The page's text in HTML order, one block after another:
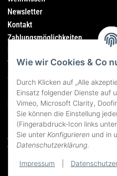
Wie wir Cookies & Co
Durch Klicken auf „Alle
Einsatz folgender Dienste auf
Vimeo, Microsoft Clarity,
Sie können die Einstellung
(Fingerabdruck-Icon links
Sie unter Konfigurieren und in
Datenschutzerklärung.
Impressum
Rechtliches
Impressum
AGB
Widerrufsrecht
Datenschutzerklärung
Newsletter
Kontakt
Zahlungsmöglichkeiten
Versandhinweise-Versandkosten
Sitemap